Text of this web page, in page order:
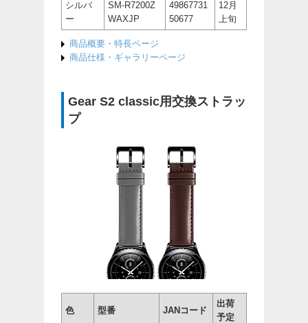
シルバ
ー
SM-R7200Z
WAXJP
49867731
50677
12月
上旬
商品概要・特長ページ
商品仕様・ギャラリーページ
Gear S2 classic用交換ストラッ
プ
色 型番 JANコード
出荷
予定